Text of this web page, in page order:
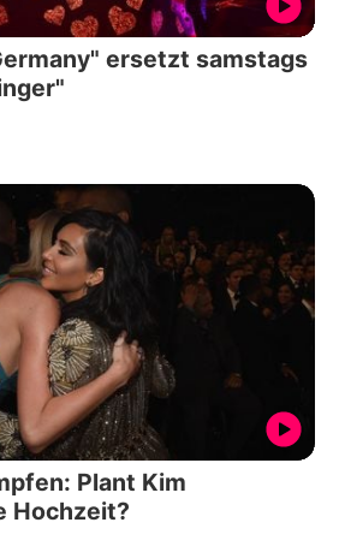
ersetzt samstags
Plant Kim
Hochzeit?